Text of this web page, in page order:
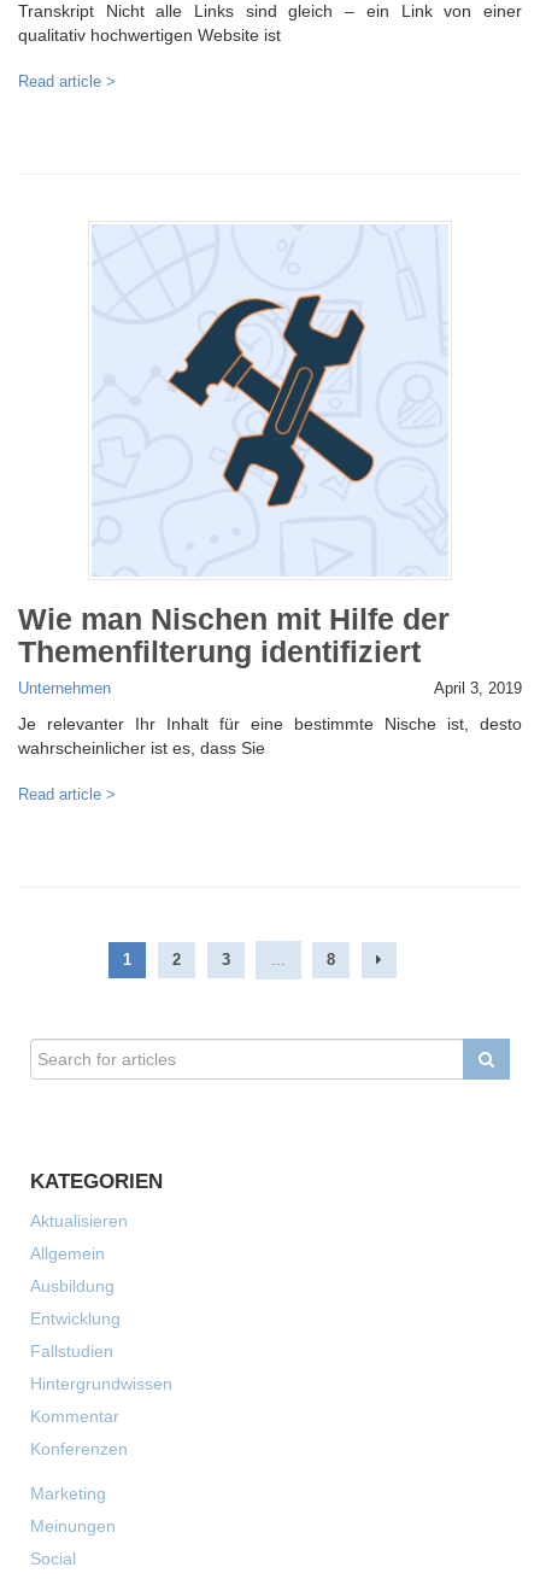
Transkript Nicht alle Links sind gleich – ein Link von einer
qualitativ hochwertigen Website ist
Read article >
Wie man Nischen mit Hilfe der
Themenfilterung identifiziert
Unternehmen April 3, 2019
Je relevanter Ihr Inhalt für eine bestimmte Nische ist, desto
wahrscheinlicher ist es, dass Sie
Read article >
1 2 3 ... 8
KATEGORIEN
Aktualisieren
Allgemein
Ausbildung
Entwicklung
Fallstudien
Hintergrundwissen
Kommentar
Konferenzen
Marketing
Meinungen
Social